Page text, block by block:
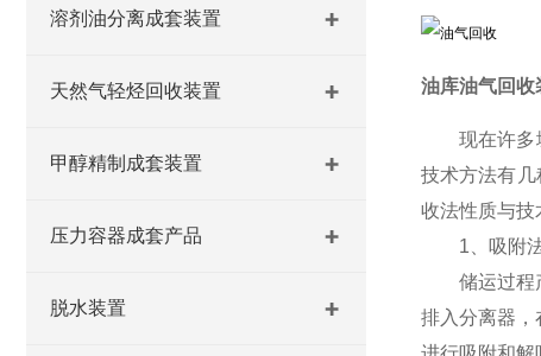
溶剂油分离成套装置
天然气轻烃回收装置
甲醇精制成套装置
压力容器成套产品
脱水装置
油库油气回收
现在许多
技术方法有
收法性质与技
1、吸附法
储运过程产
排入分离器